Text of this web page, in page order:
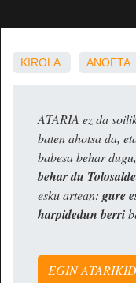
KIROLA ANOETA
ATARIA ez da
baten ahotsa da,
babesa behar
behar du
esku artean: gure
harpidedun berri
EGIN